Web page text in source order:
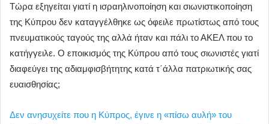
Τώρα εξηγείται γιατί η ισραηλινοποίηση και σιωνιστικοποίηση
της Κύπρου δεν καταγγέλθηκε ως όφειλε πρωτίστως από τους
πνευματικούς ταγούς της αλλά ήταν και πάλι το ΑΚΕΛ που το
κατήγγειλε. Ο εποικισμός της Κύπρου από τους σιωνιστές γιατί
διαφεύγει της αδιαμφισβήτητης κατά τ΄άλλα πατριωτικής σας
ευαισθησίας;
Δεν ανησυχείτε που η Κύπρος, έγινε η «πίσω αυλή» του